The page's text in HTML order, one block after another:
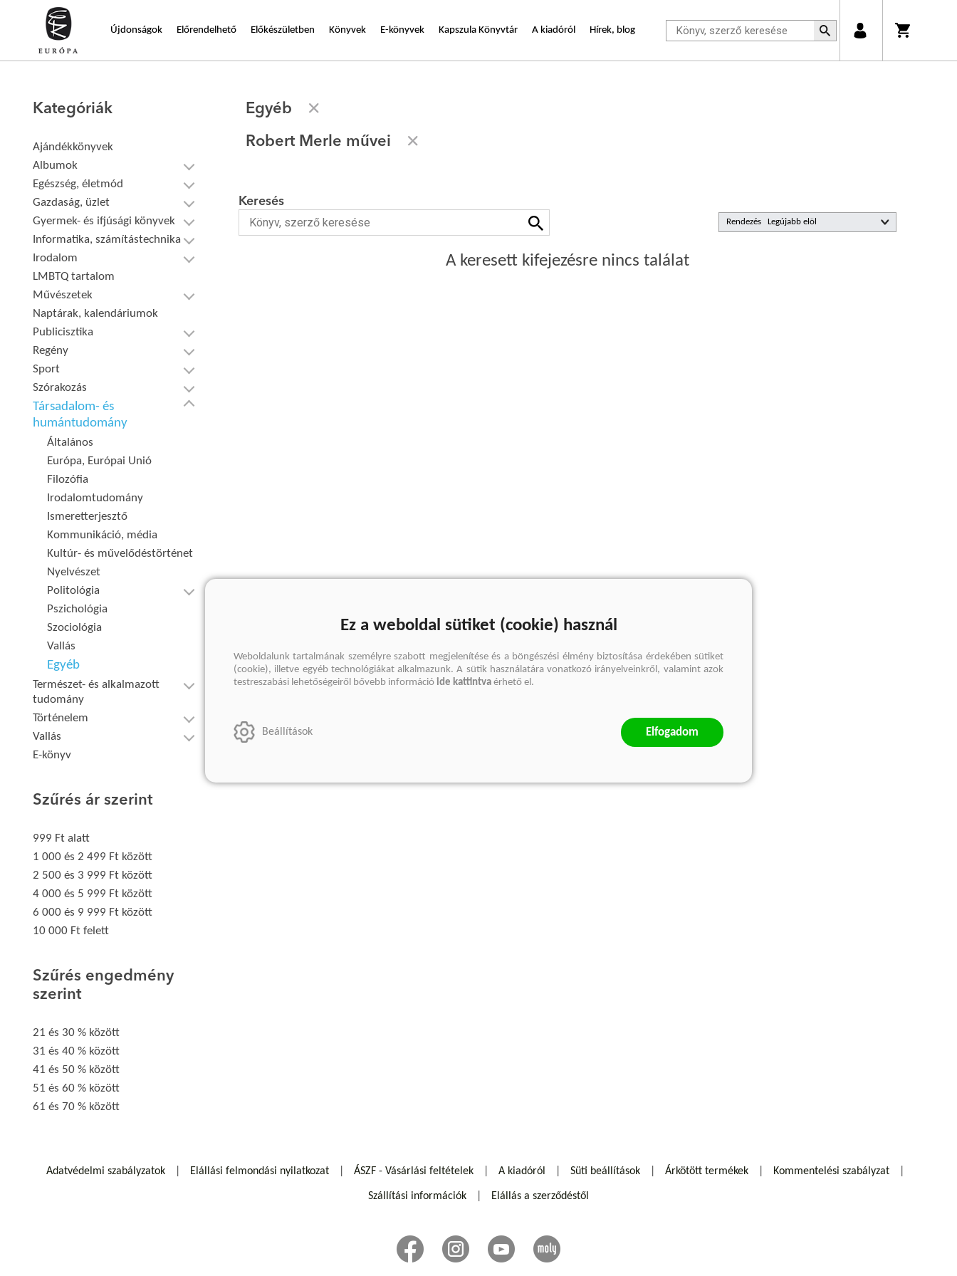
Újdonságok Előrendelhető Előkészületben Könyvek E-könyvek Kapszula Könyvtár A kiadóról Hírek, blog
Kategóriák
Ajándékkönyvek
Albumok
Egészség, életmód
Gazdaság, üzlet
Gyermek- és ifjúsági könyvek
Informatika, számítástechnika
Irodalom
LMBTQ tartalom
Művészetek
Naptárak, kalendáriumok
Publicisztika
Regény
Sport
Szórakozás
Társadalom- és
humántudomány
Általános
Európa, Európai Unió
Filozófia
Irodalomtudomány
Ismeretterjesztő
Kommunikáció, média
Kultúr- és művelődéstörténet
Nyelvészet
Politológia
Pszichológia
Szociológia
Vallás
Egyéb
Természet- és alkalmazott
tudomány
Történelem
Vallás
E-könyv
Szűrés ár szerint
999 Ft alatt
1 000 és 2 499 Ft között
2 500 és 3 999 Ft között
4 000 és 5 999 Ft között
6 000 és 9 999 Ft között
10 000 Ft felett
Szűrés engedmény
szerint
21 és 30 % között
31 és 40 % között
41 és 50 % között
51 és 60 % között
61 és 70 % között
Egyéb
Robert Merle művei
Rendezés
Keresés
A keresett kifejezésre nincs találat
Adatvédelmi szabályzatok Elállási felmondási nyilatkozat ÁSZF - Vásárlási feltételek A kiadóról Süti beállítások Árkötött termékek Kommentelési szabályzat
Szállítási információk Elállás a szerződéstől
Ez a weboldal sütiket (cookie) használ
Weboldalunk tartalmának személyre szabott megjelenítése és a böngészési élmény biztosítása érdekében sütiket
(cookie), illetve egyéb technológiákat alkalmazunk. A sütik használatára vonatkozó irányelveinkről, valamint azok
testreszabási lehetőségeiről bővebb információ ide kattintva érhető el.
Beállítások Elfogadom